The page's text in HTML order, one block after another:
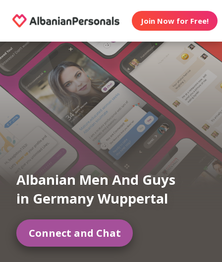
Join Now for Free!
Albanian Men And Guys
in Germany Wuppertal
Connect and Chat